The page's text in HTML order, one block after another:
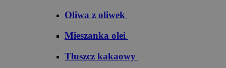
Oliwa z oliwek
Mieszanka olei
Tłuszcz kakaowy